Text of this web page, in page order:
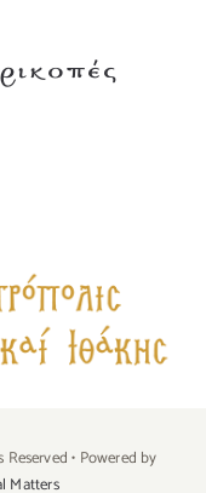
• Powered by
Matters